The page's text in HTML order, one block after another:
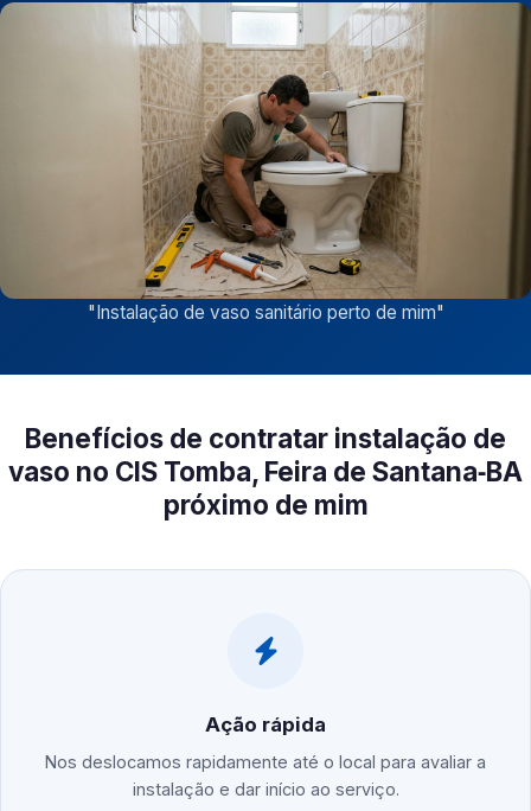
"Instalação de vaso sanitário perto de mim"
Benefícios de contratar instalação de
vaso no CIS Tomba, Feira de Santana‑BA
próximo de mim
Ação rápida
Nos deslocamos rapidamente até o local para avaliar a
instalação e dar início ao serviço.